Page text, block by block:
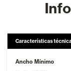
Características
Ancho Mínimo